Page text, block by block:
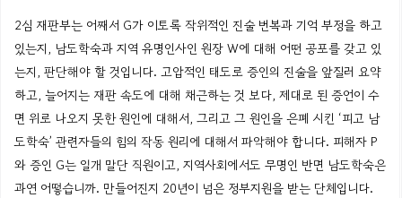
2심 재판부는 어째서 G가 이토록 작위적인 진술 번복과 기억 부정을 하고
있는지, 남도학숙과 지역 유명인사인 원장 W에 대해 어떤 공포를 갖고 있
는지, 판단해야 할 것입니다. 고압적인 태도로 증인의 진술을 앞질러 요약
하고, 늘어지는 재판 속도에 대해 채근하는 것 보다, 제대로 된 증언이 수
면 위로 나오지 못한 원인에 대해서, 그리고 그 원인을 은폐 시킨 ‘피고 남
도학숙’ 관련자들의 힘의 작동 원리에 대해서 파악해야 합니다. 피해자 P
와 증인 G는 일개 말단 직원이고, 지역사회에서도 무명인 반면 남도학숙은
과연 어떻습니까. 만들어진지 20년이 넘은 정부지원을 받는 단체입니다.